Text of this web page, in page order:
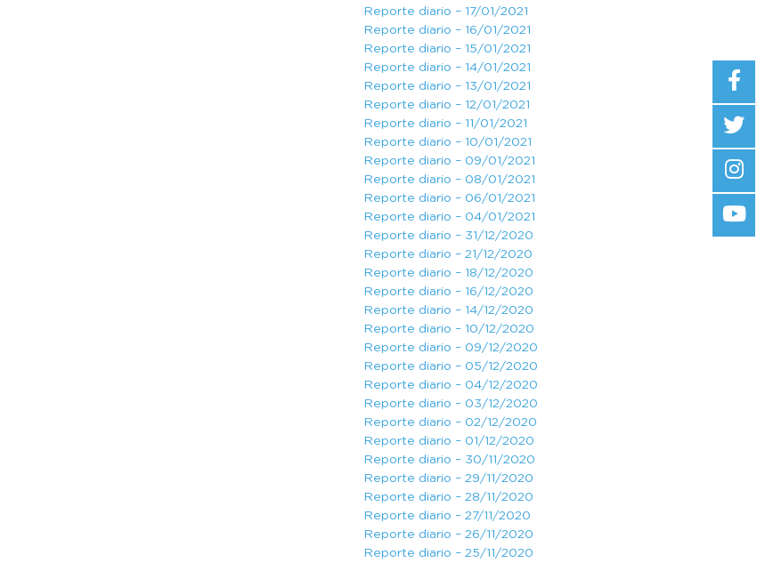
Reporte diario – 17/01/2021
Reporte diario – 16/01/2021
Reporte diario – 15/01/2021
Reporte diario – 14/01/2021
Reporte diario – 13/01/2021
Reporte diario – 12/01/2021
Reporte diario – 11/01/2021
Reporte diario – 10/01/2021
Reporte diario – 09/01/2021
Reporte diario – 08/01/2021
Reporte diario – 06/01/2021
Reporte diario – 04/01/2021
Reporte diario – 31/12/2020
Reporte diario – 21/12/2020
Reporte diario – 18/12/2020
Reporte diario – 16/12/2020
Reporte diario – 14/12/2020
Reporte diario – 10/12/2020
Reporte diario – 09/12/2020
Reporte diario – 05/12/2020
Reporte diario – 04/12/2020
Reporte diario – 03/12/2020
Reporte diario – 02/12/2020
Reporte diario – 01/12/2020
Reporte diario – 30/11/2020
Reporte diario – 29/11/2020
Reporte diario – 28/11/2020
Reporte diario – 27/11/2020
Reporte diario – 26/11/2020
Reporte diario – 25/11/2020